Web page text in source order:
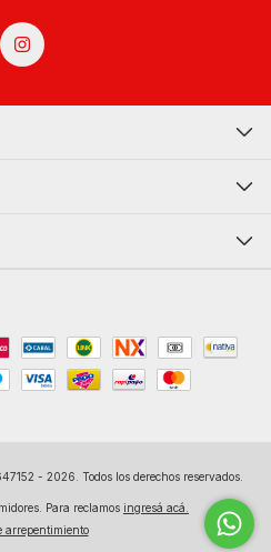
- 2026. Todos los derechos reservados.
Para reclamos ingresá acá.
arrepentimiento